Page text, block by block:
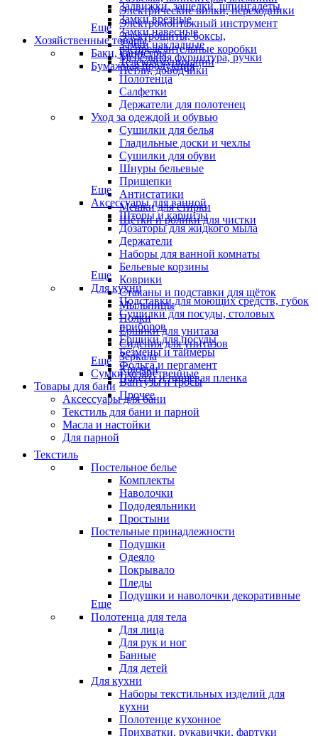
Электрические вилки, переходники
Электромонтажный инструмент
Электрощиты, боксы,
распределительные коробки
Телекоммуникации
Задвижки, защелки, шпингалеты
Замки врезные
Замки навесные
Замки накладные
Мебельная фурнитура, ручки
Петли, доводчики
Еще
Хозяйственные товары
Баки, канистры
Бумажная продукция
Полотенца
Салфетки
Держатели для полотенец
Уход за одеждой и обувью
Сушилки для белья
Гладильные доски и чехлы
Сушилки для обуви
Шнуры бельевые
Прищепки
Антистатики
Мешки для стирки
Щётки и ролики для чистки
Еще
Аксессуары для ванной
Шторы и карнизы
Дозаторы для жидкого мыла
Держатели
Наборы для ванной комнаты
Бельевые корзины
Коврики
Стаканы и подставки для щёток
Мыльницы
Полки
Ёршики для унитаза
Сидения для унитазов
Зеркала
Крючки
Вантузы и тросы
Прочее
Еще
Для кухни
Подставки для моющих средств, губок
Сушилки для посуды, столовых
приборов
Ёршики для посуды
Безмены и таймеры
Фольга и пергамент
Пакеты и пищевая пленка
Еще
Сумки хозяйственные
Товары для бани
Аксессуары для бани
Текстиль для бани и парной
Масла и настойки
Для парной
Текстиль
Постельное белье
Комплекты
Наволочки
Пододеяльники
Простыни
Постельные принадлежности
Подушки
Одеяло
Покрывало
Пледы
Подушки и наволочки декоративные
Еще
Полотенца для тела
Для лица
Для рук и ног
Банные
Для детей
Для кухни
Наборы текстильных изделий для
кухни
Полотенце кухонное
Прихватки, рукавички, фартуки